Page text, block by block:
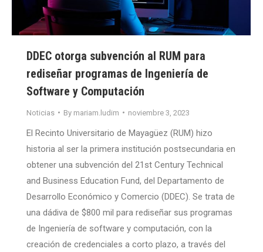
DDEC otorga subvención al RUM para
rediseñar programas de Ingeniería de
Software y Computación
Noticias By mariam.ludim noviembre 3, 2023
El Recinto Universitario de Mayagüez (RUM) hizo
historia al ser la primera institución postsecundaria en
obtener una subvención del 21st Century Technical
and Business Education Fund, del Departamento de
Desarrollo Económico y Comercio (DDEC). Se trata de
una dádiva de $800 mil para rediseñar sus programas
de Ingeniería de software y computación, con la
creación de credenciales a corto plazo, a través del